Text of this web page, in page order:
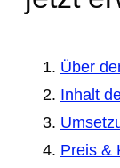
Über
Inhalt
Preis &